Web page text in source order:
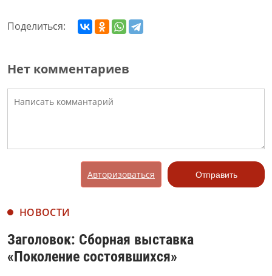
Поделиться:
Нет комментариев
Авторизоваться Отправить
НОВОСТИ
Заголовок: Сборная выставка
«Поколение состоявшихся»